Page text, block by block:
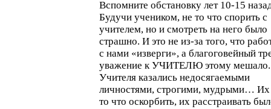
Вспомните обстановку лет 10-15
Будучи учеником, не то что спорить с
учителем, но и смотреть на него было
страшно. И это не из-за того, что
с нами «изверги», а благоговейный
уважение к УЧИТЕЛЮ этому мешало.
Учителя казались недосягаемыми
личностями, строгими, мудрыми… Их
то что оскорбить, их расстраивать